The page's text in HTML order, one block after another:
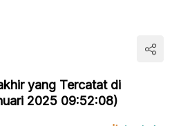
yang Tercatat di
2025 09:52:08)